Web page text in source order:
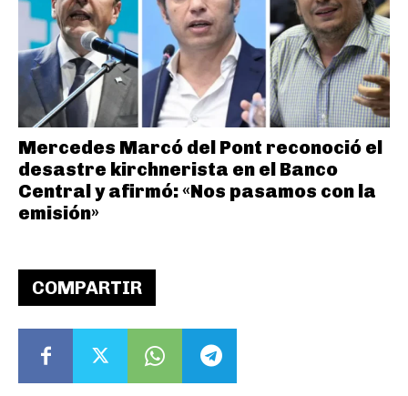
COMPARTIR
Mercedes Marcó del Pont reconoció el
desastre kirchnerista en el Banco
Central y afirmó: «Nos pasamos con la
emisión»